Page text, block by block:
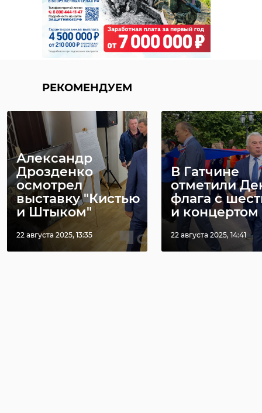
РЕКОМЕНДУЕМ
Александр
Дрозденко
осмотрел
выставку "Кистью
и Штыком"
22 августа 2025, 13:35
В Гатчине
отметили
флага с
и концертом
22 августа 2025, 14:41